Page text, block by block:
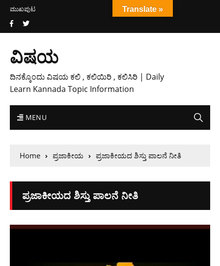
ಮುಖಪುಟ
ವಿಷಯ
ದಿನಕ್ಕೊಂದು ವಿಷಯ ಕಲಿ , ಕಲಿಯಿರಿ , ಕಲಿಸಿರಿ | Daily
Learn Kannada Topic Information
MENU
Home ಪ್ರಜಾಕೀಯ ಪ್ರಜಾಕೀಯದ ಶಿಸ್ತು ಪಾಲನೆ ನೀತಿ
ಪ್ರಜಾಕೀಯದ ಶಿಸ್ತು ಪಾಲನೆ ನೀತಿ
Translate »